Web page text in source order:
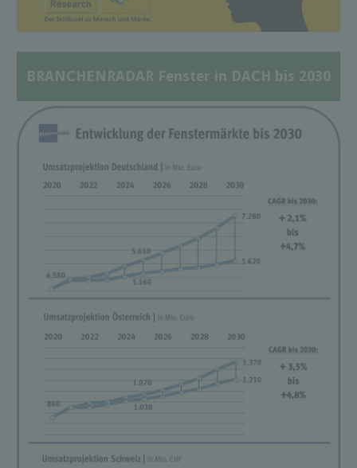
BRANCHENRADAR Fenster in DACH bis 2030